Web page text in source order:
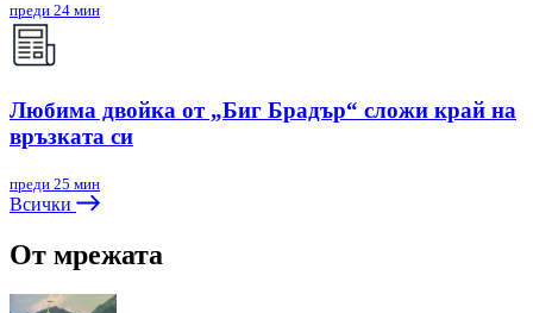
преди 24 мин
Любима двойка от „Биг Брадър“ сложи край на
връзката си
преди 25 мин
Всички
От мрежата